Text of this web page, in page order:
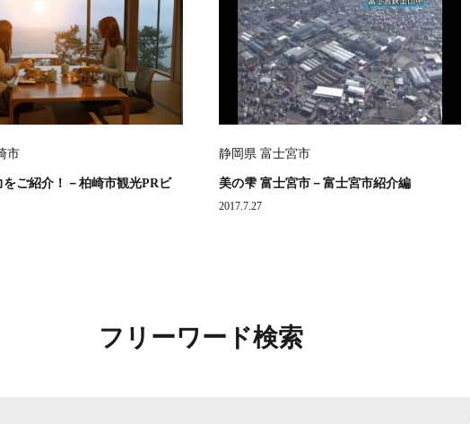
市
をご紹介！－柏崎市観光PRビ
静岡県 富士宮市
美の雫 富士宮市－富士宮市紹介編
2017.7.27
フリーワード検索